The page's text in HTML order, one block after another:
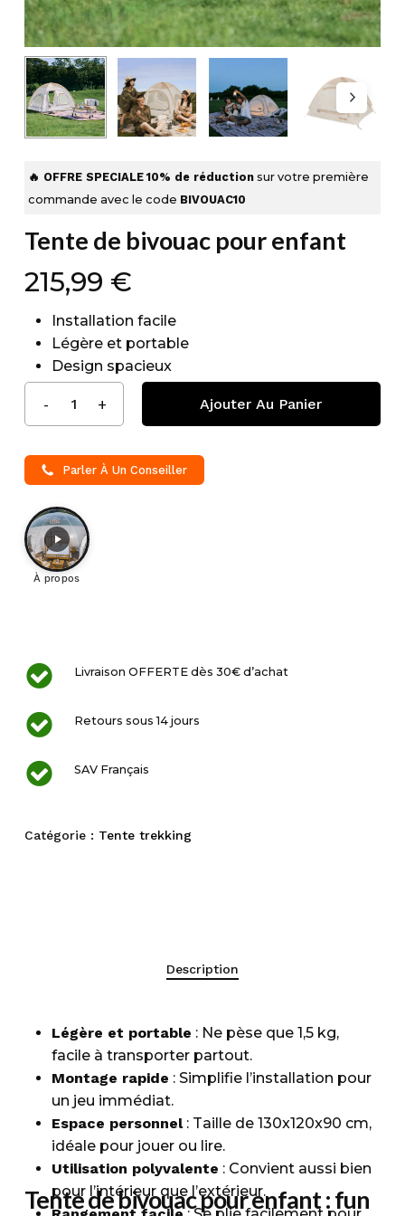
🔥 OFFRE SPECIALE 10% de réduction sur votre première
commande avec le code BIVOUAC10
Tente de bivouac pour enfant
215,99 €
Installation facile
Légère et portable
Design spacieux
Ajouter Au Panier
Parler À Un Conseiller
À propos
Livraison OFFERTE dès 30€ d’achat
Retours sous 14 jours
SAV Français
Catégorie : Tente trekking
Description
Légère et portable : Ne pèse que 1,5 kg,
facile à transporter partout.
Montage rapide : Simplifie l’installation pour
un jeu immédiat.
Espace personnel: Taille de 130x120x90 cm,
idéale pour jouer ou lire.
Utilisation polyvalente : Convient aussi bien
pour l’intérieur que l’extérieur.
Tente de bivouac pour enfant : fun